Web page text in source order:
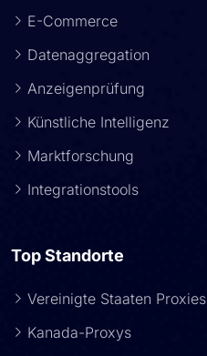
E-Commerce
Datenaggregation
Anzeigenprüfung
Künstliche Intelligenz
Marktforschung
Integrationstools
Top Standorte
Vereinigte Staaten Proxies
Kanada-Proxys